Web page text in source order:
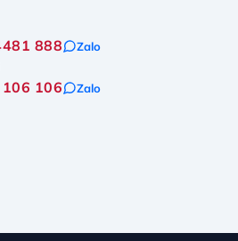
888 Zalo
106 Zalo